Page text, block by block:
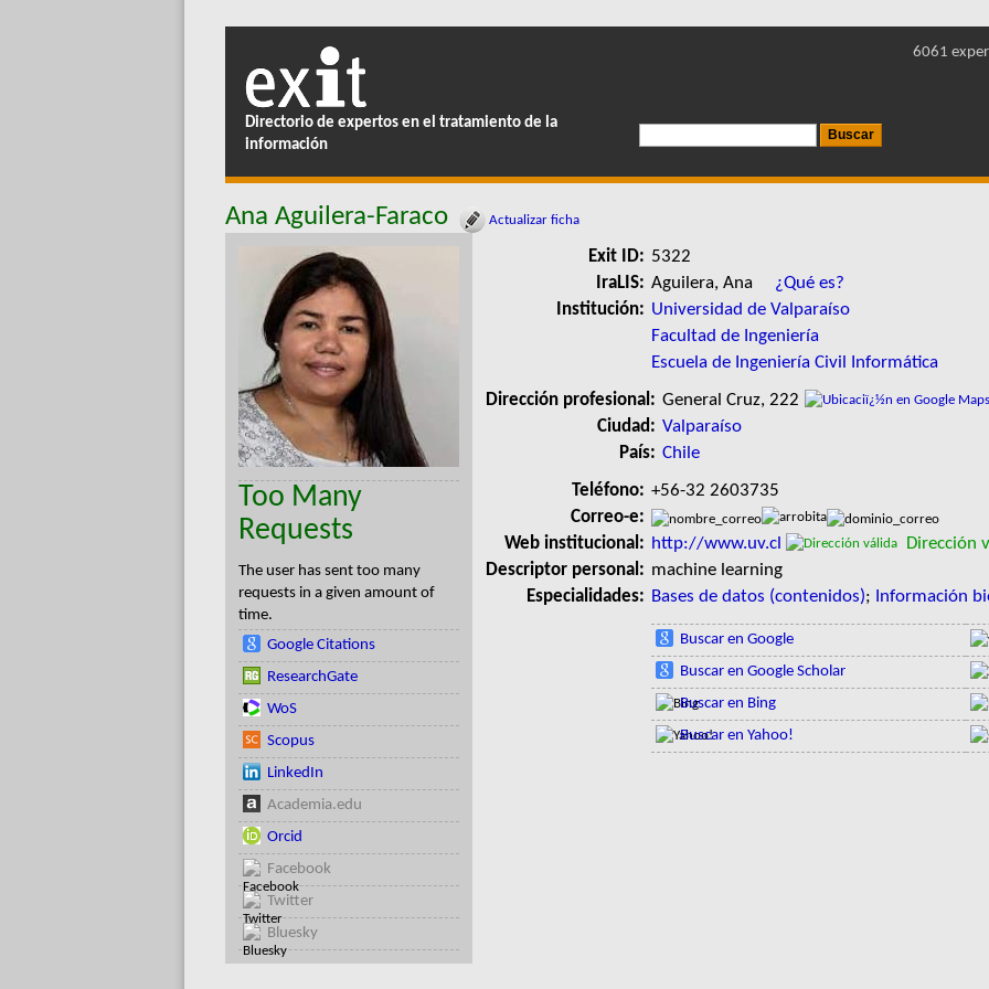
Directorio de expertos en el tratamiento de la
información
6061
Ana Aguilera-Faraco Actualizar ficha
Too Many
Requests
The user has sent too many
requests in a given amount of
time.
Google Citations
ResearchGate
WoS
Scopus
LinkedIn
Academia.edu
Orcid
Facebook
Twitter
Bluesky
Exit ID: 5322
IraLIS: Aguilera, Ana ¿Qué es?
Institución: Universidad de Valparaíso
Facultad de Ingeniería
Escuela de Ingeniería Civil Informática
Dirección profesional: General Cruz, 222
Ciudad: Valparaíso
País: Chile
Teléfono: +56-32 2603735
Correo-e:
Web institucional: http://www.uv.cl
Dirección
Descriptor personal: machine learning
Especialidades: Bases de datos (contenidos); Información
Buscar en Google
Buscar en Google Scholar
Buscar en Bing
Buscar en Yahoo!